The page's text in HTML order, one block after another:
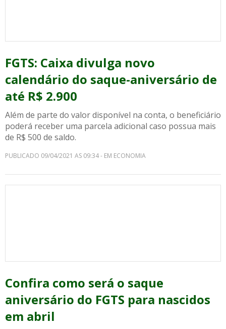
FGTS: Caixa divulga novo
calendário do saque-aniversário de
até R$ 2.900
Além de parte do valor disponível na conta, o beneficiário
poderá receber uma parcela adicional caso possua mais
de R$ 500 de saldo.
PUBLICADO 09/04/2021 AS 09:34 - EM ECONOMIA
Confira como será o saque
aniversário do FGTS para nascidos
em abril